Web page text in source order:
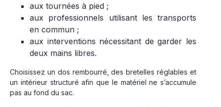
aux tournées à pied ;
aux professionnels utilisant les transports
en commun ;
aux interventions nécessitant de garder les
deux mains libres.
Choisissez un dos rembourré, des bretelles réglables et
un intérieur structuré afin que le matériel ne s’accumule
pas au fond du sac.